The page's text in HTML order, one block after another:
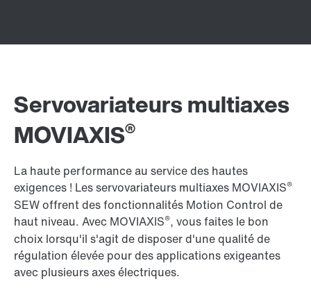
Servovariateurs multiaxes
MOVIAXIS®
La haute performance au service des hautes
exigences ! Les servovariateurs multiaxes MOVIAXIS®
SEW offrent des fonctionnalités Motion Control de
haut niveau. Avec MOVIAXIS®, vous faites le bon
choix lorsqu'il s'agit de disposer d'une qualité de
régulation élevée pour des applications exigeantes
avec plusieurs axes électriques.